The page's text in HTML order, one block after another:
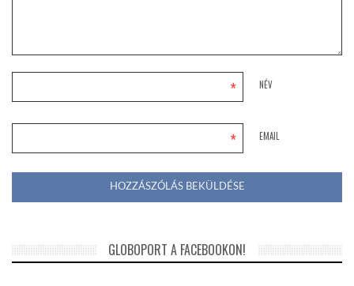
NÉV
*
EMAIL
*
GLOBOPORT A FACEBOOKON!